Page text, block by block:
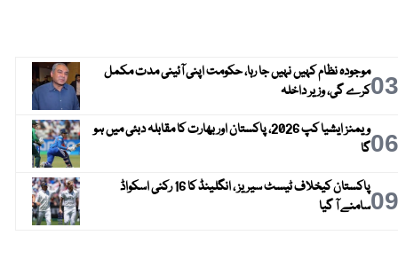
03موجودہ نظام کہیں نہیں جا رہا، حکومت اپنی آئینی مدت مکمل
کرے گی، وزیر داخلہ
06
ویمنز ایشیا کپ 2026، پاکستان اور بھارت کا مقابلہ دبئی میں ہو
گا
09
پاکستان کیخلاف ٹیسٹ سیریز ، انگلینڈ کا 16 رکنی اسکواڈ
سامنے آ گیا